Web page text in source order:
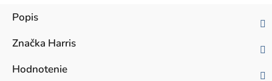
Popis
Značka Harris
Hodnotenie